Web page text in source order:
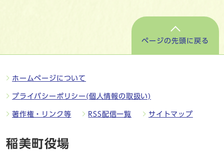
ページの先頭に戻る
ホームページについて
プライバシーポリシー(個人情報の取扱い)
著作権・リンク等 RSS配信一覧 サイトマップ
稲美町役場